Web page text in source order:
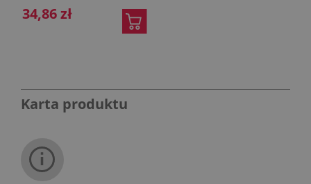
34,86 zł
Karta produktu